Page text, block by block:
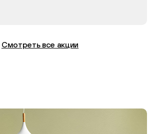
Смотреть все акции